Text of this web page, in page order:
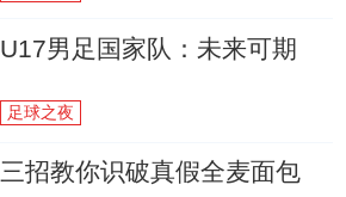
U17男足国家队：未来可期
足球之夜
三招教你识破真假全麦面包